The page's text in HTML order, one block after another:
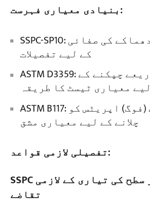
بنیادی معیاری فہرست:
SSPC-SP10: قریبی سفید دھماکے کی صفائی
کے لیے تفصیلات
ASTM D3359: ٹیپ ٹیسٹ کے ذریعے چپکنے کے
لیے معیاری ٹیسٹ کا طریقہ
ASTM B117: سالٹ سپرے (فوگ) اپریٹس کو
چلانے کے لیے معیاری مشق
تفصیلی لازمی قواعد:
SSPC کی تعمیر اور سطح کی تیاری کے لازمی
تقاضے